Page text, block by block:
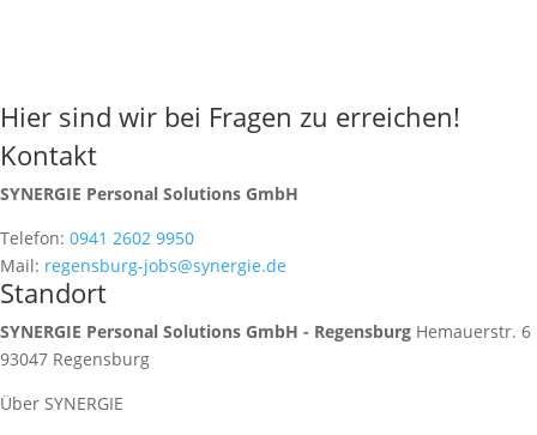
Hier sind wir bei Fragen zu erreichen!
Kontakt
SYNERGIE Personal Solutions GmbH
Telefon: 0941 2602 9950
Mail: regensburg-jobs@synergie.de
Standort
SYNERGIE Personal Solutions GmbH - Regensburg Hemauerstr. 6
93047 Regensburg
Über SYNERGIE